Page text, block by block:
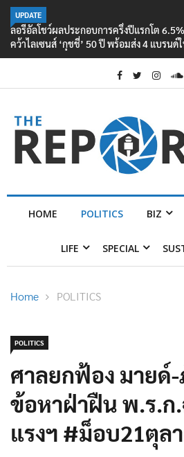
UPDATE
ลอรีอัลโชว์ผลประกอบการครึ่งปีแรกโต
คว้าไลเซนส์ ‘กุชชี่’ 50 ปี พร้อมส่ง 4 แบรนด์
HOME POLITICS BIZ
LIFE SPECIAL
Home POLITICS
POLITICS
ศาลยกฟ้อง มายด์-
ข้อหาฝ่าฝืน พ.ร.ก.
แรงฯ #ม็อบ21ตุล